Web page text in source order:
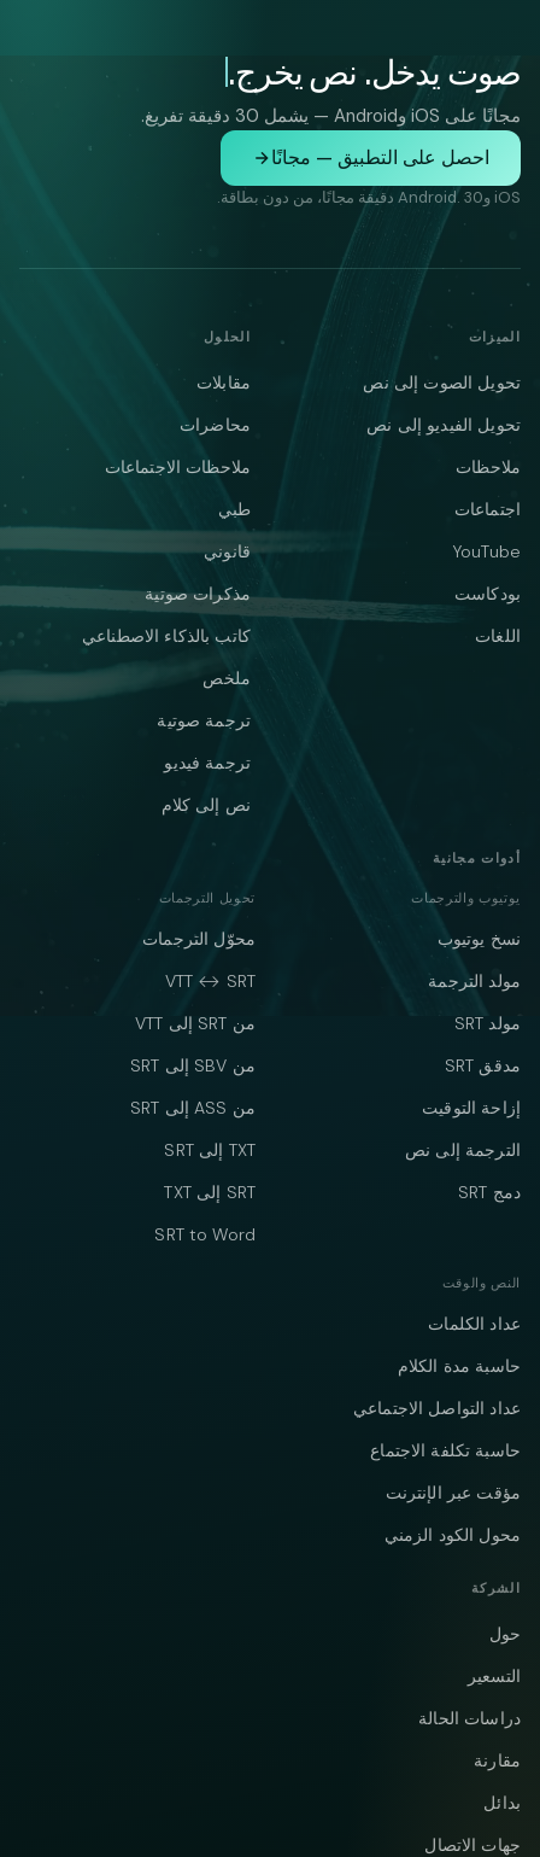
صوت يدخل. نص يخرج.
مجانًا على iOS وAndroid — يشمل 30 دقيقة تفريغ.
احصل على التطبيق — مجانًا
iOS وAndroid. 30 دقيقة مجانًا، من دون بطاقة.
الميزات
تحويل الصوت إلى نص
تحويل الفيديو إلى نص
ملاحظات
اجتماعات
YouTube
بودكاست
اللغات
الحلول
مقابلات
محاضرات
ملاحظات الاجتماعات
طبي
قانوني
مذكرات صوتية
كاتب بالذكاء الاصطناعي
ملخص
ترجمة صوتية
ترجمة فيديو
نص إلى كلام
أدوات مجانية
يوتيوب والترجمات
نسخ يوتيوب
مولد الترجمة
مولد SRT
مدقق SRT
إزاحة التوقيت
الترجمة إلى نص
دمج SRT
تحويل الترجمات
محوّل الترجمات
VTT ↔ SRT
من SRT إلى VTT
من SBV إلى SRT
من ASS إلى SRT
TXT إلى SRT
SRT إلى TXT
SRT to Word
النص والوقت
عداد الكلمات
حاسبة مدة الكلام
عداد التواصل الاجتماعي
حاسبة تكلفة الاجتماع
مؤقت عبر الإنترنت
محول الكود الزمني
الشركة
حول
التسعير
دراسات الحالة
مقارنة
بدائل
جهات الاتصال